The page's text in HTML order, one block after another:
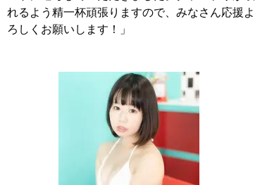
れるよう精一杯頑張りますので、みなさん応援よ
ろしくお願いします！」